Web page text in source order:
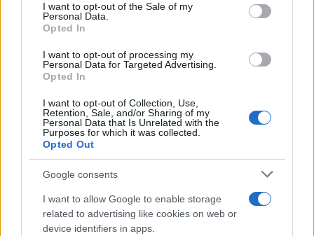
I want to opt-out of the Sale of my
Personal Data.
Opted In
I want to opt-out of processing my
Personal Data for Targeted Advertising.
Opted In
I want to opt-out of Collection, Use,
Retention, Sale, and/or Sharing of my
Personal Data that Is Unrelated with the
Purposes for which it was collected.
Opted Out
Google consents
I want to allow Google to enable storage
related to advertising like cookies on web or
device identifiers in apps.
con effetti potenzialmente positivi sul dollaro e
limitati shock di mercato.
Tecnologia, produttività e una
nuova narrativa
Un elemento interessante della visione di Warsh
riguarda il legame tra inflazione e crescita. In un
intervento sul Wall Street Journal ha sostenuto
che la Fed dovrebbe abbandonare l’idea che
l’inflazione derivi da un’economia troppo forte o
da salari troppo alti, affermando che “l’inflazione è